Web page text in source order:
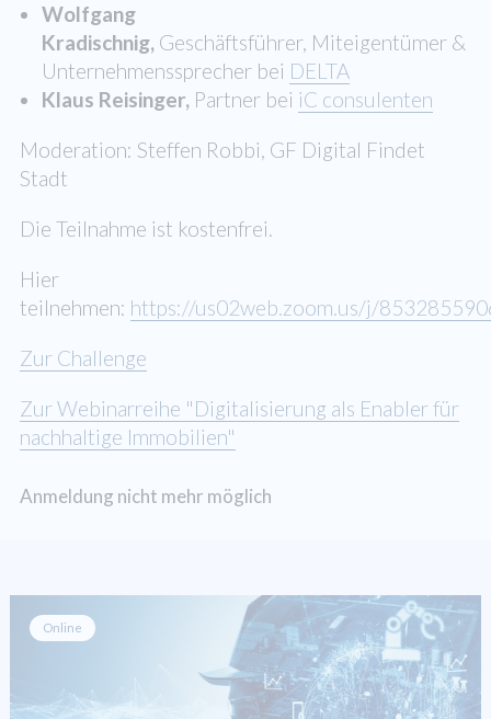
Wolfgang
Kradischnig, Geschäftsführer, Miteigentümer &
Unternehmenssprecher bei DELTA
Klaus Reisinger, Partner bei iC consulenten
Moderation: Steffen Robbi, GF Digital Findet
Stadt
Die Teilnahme ist kostenfrei.
Hier
teilnehmen: https://us02web.zoom.us/j/
Zur Challenge
Zur Webinarreihe "Digitalisierung als Enabler für
nachhaltige Immobilien"
Anmeldung nicht mehr möglich
Online